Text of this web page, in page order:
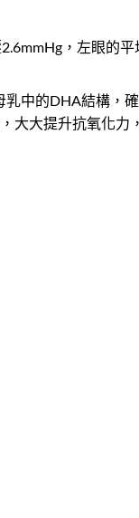
，左眼的平
乳中的DHA結構，
大大提升抗氧化力